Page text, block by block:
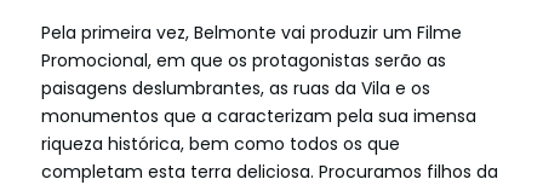
Pela primeira vez, Belmonte vai produzir um Filme
Promocional, em que os protagonistas serão as
paisagens deslumbrantes, as ruas da Vila e os
monumentos que a caracterizam pela sua imensa
riqueza histórica, bem como todos os que
completam esta terra deliciosa. Procuramos filhos da